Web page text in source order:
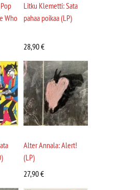
Who
Litku Klemetti: Sata
pahaa poikaa (LP)
28,90€
Alter Annala: Alert!
(LP)
27,90€